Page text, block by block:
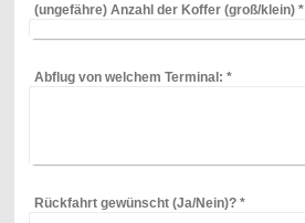
(ungefähre) Anzahl der Koffer (groß/klein)*
Abflug von welchem Terminal: *
Rückfahrt gewünscht (Ja/Nein)?*